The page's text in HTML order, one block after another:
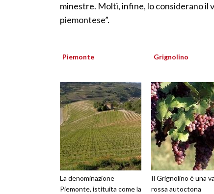
minestre. Molti, infine, lo considerano il
piemontese”.
Piemonte
La denominazione
Piemonte, istituita come la
Grignolino
Il Grignolino è una
rossa autoctona